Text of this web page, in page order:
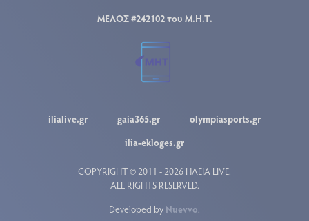
ΜΕΛΟΣ #242102 του Μ.Η.Τ.
ilialive.gr gaia365.gr
olympiasports.gr
ilia-ekloges.gr
COPYRIGHT © 2011 - 2026 ΗΛΕΙΑ LIVE.
ALL RIGHTS RESERVED.
Developed by Nuevvo.